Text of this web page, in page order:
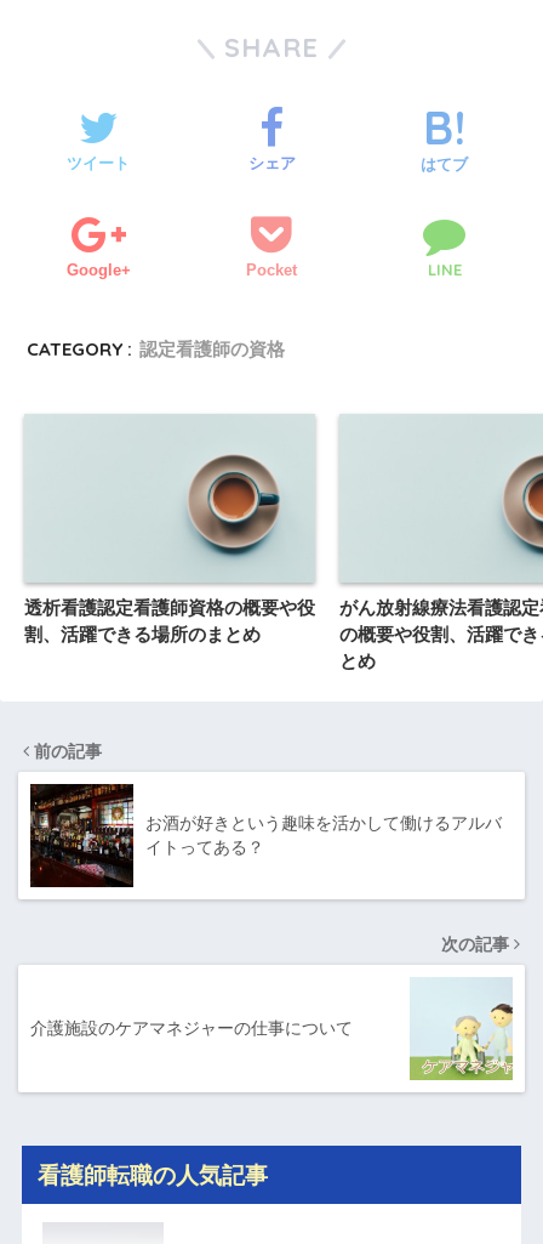
SHARE
ツイート シェア はてブ
Google+ Pocket LINE
CATEGORY : 認定看護師の資格
透析看護認定看護師資格の概要や役
割、活躍できる場所のまとめ
がん放射線療法看護認
の概要や役割、活躍で
とめ
前の記事
お酒が好きという趣味を活かして働けるアルバ
イトってある？
次の記事
介護施設のケアマネジャーの仕事について
看護師転職の人気記事